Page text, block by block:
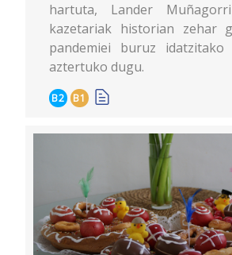
hartuta, Lander
kazetariak historian zehar
pandemiei buruz idatzitako
aztertuko dugu.
B2 B1